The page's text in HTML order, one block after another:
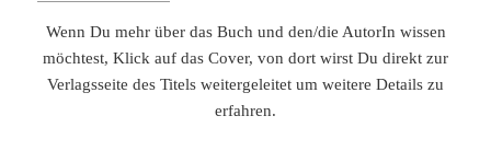
Wenn Du mehr über das Buch und den/die AutorIn wissen
möchtest, Klick auf das Cover, von dort wirst Du direkt zur
Verlagsseite des Titels weitergeleitet um weitere Details zu
erfahren.